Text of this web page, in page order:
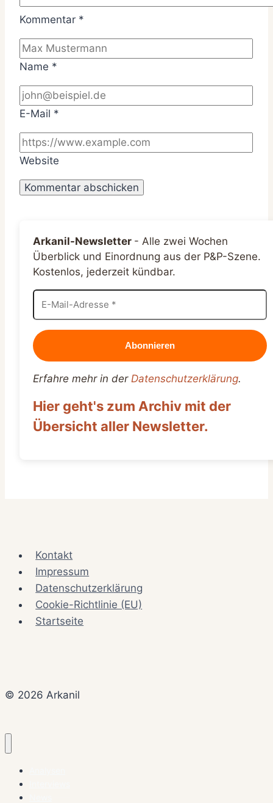
Kommentar *
Name *
E-Mail *
Website
Arkanil-Newsletter - Alle zwei Wochen
Überblick und Einordnung aus der P&P-Szene.
Kostenlos, jederzeit kündbar.
Erfahre mehr in der Datenschutzerklärung.
Hier geht's zum Archiv mit der
Übersicht aller Newsletter.
Kontakt
Impressum
Datenschutzerklärung
Cookie-Richtlinie (EU)
Startseite
© 2026 Arkanil